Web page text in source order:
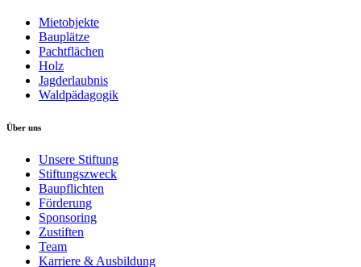
Mietobjekte
Bauplätze
Pachtflächen
Holz
Jagderlaubnis
Waldpädagogik
Über uns
Unsere Stiftung
Stiftungszweck
Baupflichten
Förderung
Sponsoring
Zustiften
Team
Karriere & Ausbildung